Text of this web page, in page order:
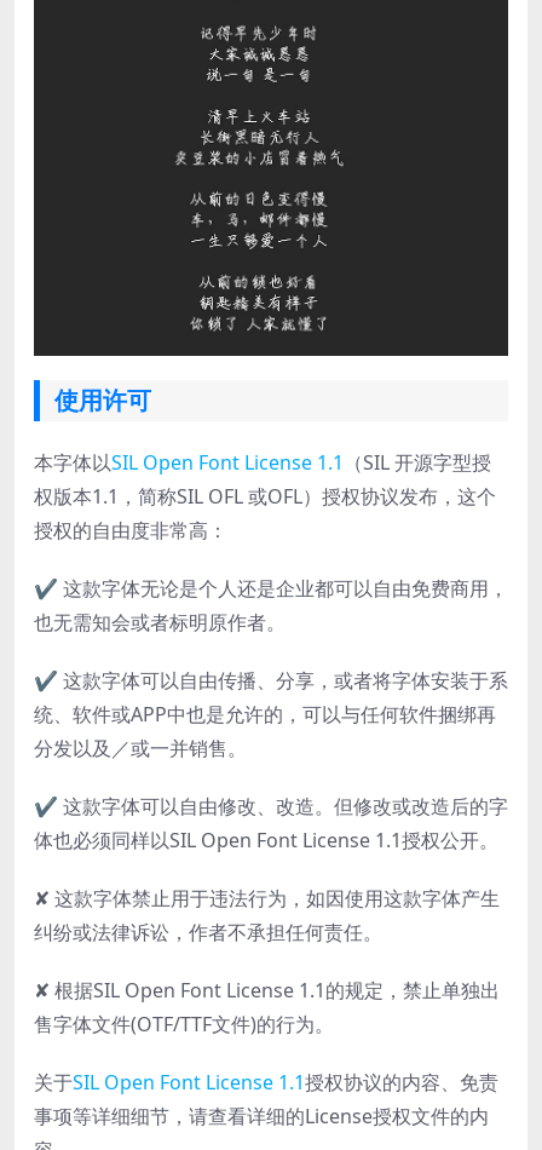
使用许可
本字体以SIL Open Font License 1.1 （SIL 开源字型授
权版本1.1，简称SIL OFL 或OFL）授权协议发布，这个
授权的自由度非常高：
✔ 这款字体无论是个人还是企业都可以自由免费商用，
也无需知会或者标明原作者。
✔ 这款字体可以自由传播、分享，或者将字体安装于系
统、软件或APP中也是允许的，可以与任何软件捆绑再
分发以及／或一并销售。
✔ 这款字体可以自由修改、改造。但修改或改造后的字
体也必须同样以SIL Open Font License 1.1授权公开。
✘ 这款字体禁止用于违法行为，如因使用这款字体产生
纠纷或法律诉讼，作者不承担任何责任。
✘ 根据SIL Open Font License 1.1的规定，禁止单独出
售字体文件(OTF/TTF文件)的行为。
关于SIL Open Font License 1.1授权协议的内容、免责
事项等详细细节，请查看详细的License授权文件的内